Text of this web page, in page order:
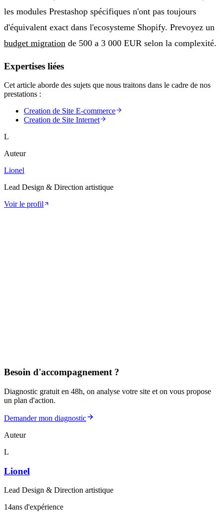
les modules Prestashop spécifiques n'ont pas toujours
d'équivalent exact dans l'ecosysteme Shopify. Prevoyez un
budget migration de 500 a 3 000 EUR selon la complexité.
Expertises liées
Cet article aborde des sujets que nous traitons dans le cadre de nos
prestations :
Creation de Site E-commerce
Creation de Site Internet
L
Auteur
Lionel
Lead Design & Direction artistique
Voir le profil
Besoin d'accompagnement ?
Diagnostic gratuit en 48h, on analyse votre site et on vous propose
un plan d'action.
Demander mon diagnostic
Auteur
L
Lionel
Lead Design & Direction artistique
14ans d'expérience